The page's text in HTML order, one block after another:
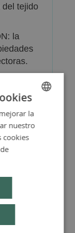
tejido
la
SPANISH
ENGLISH
la
nuestro
cookies